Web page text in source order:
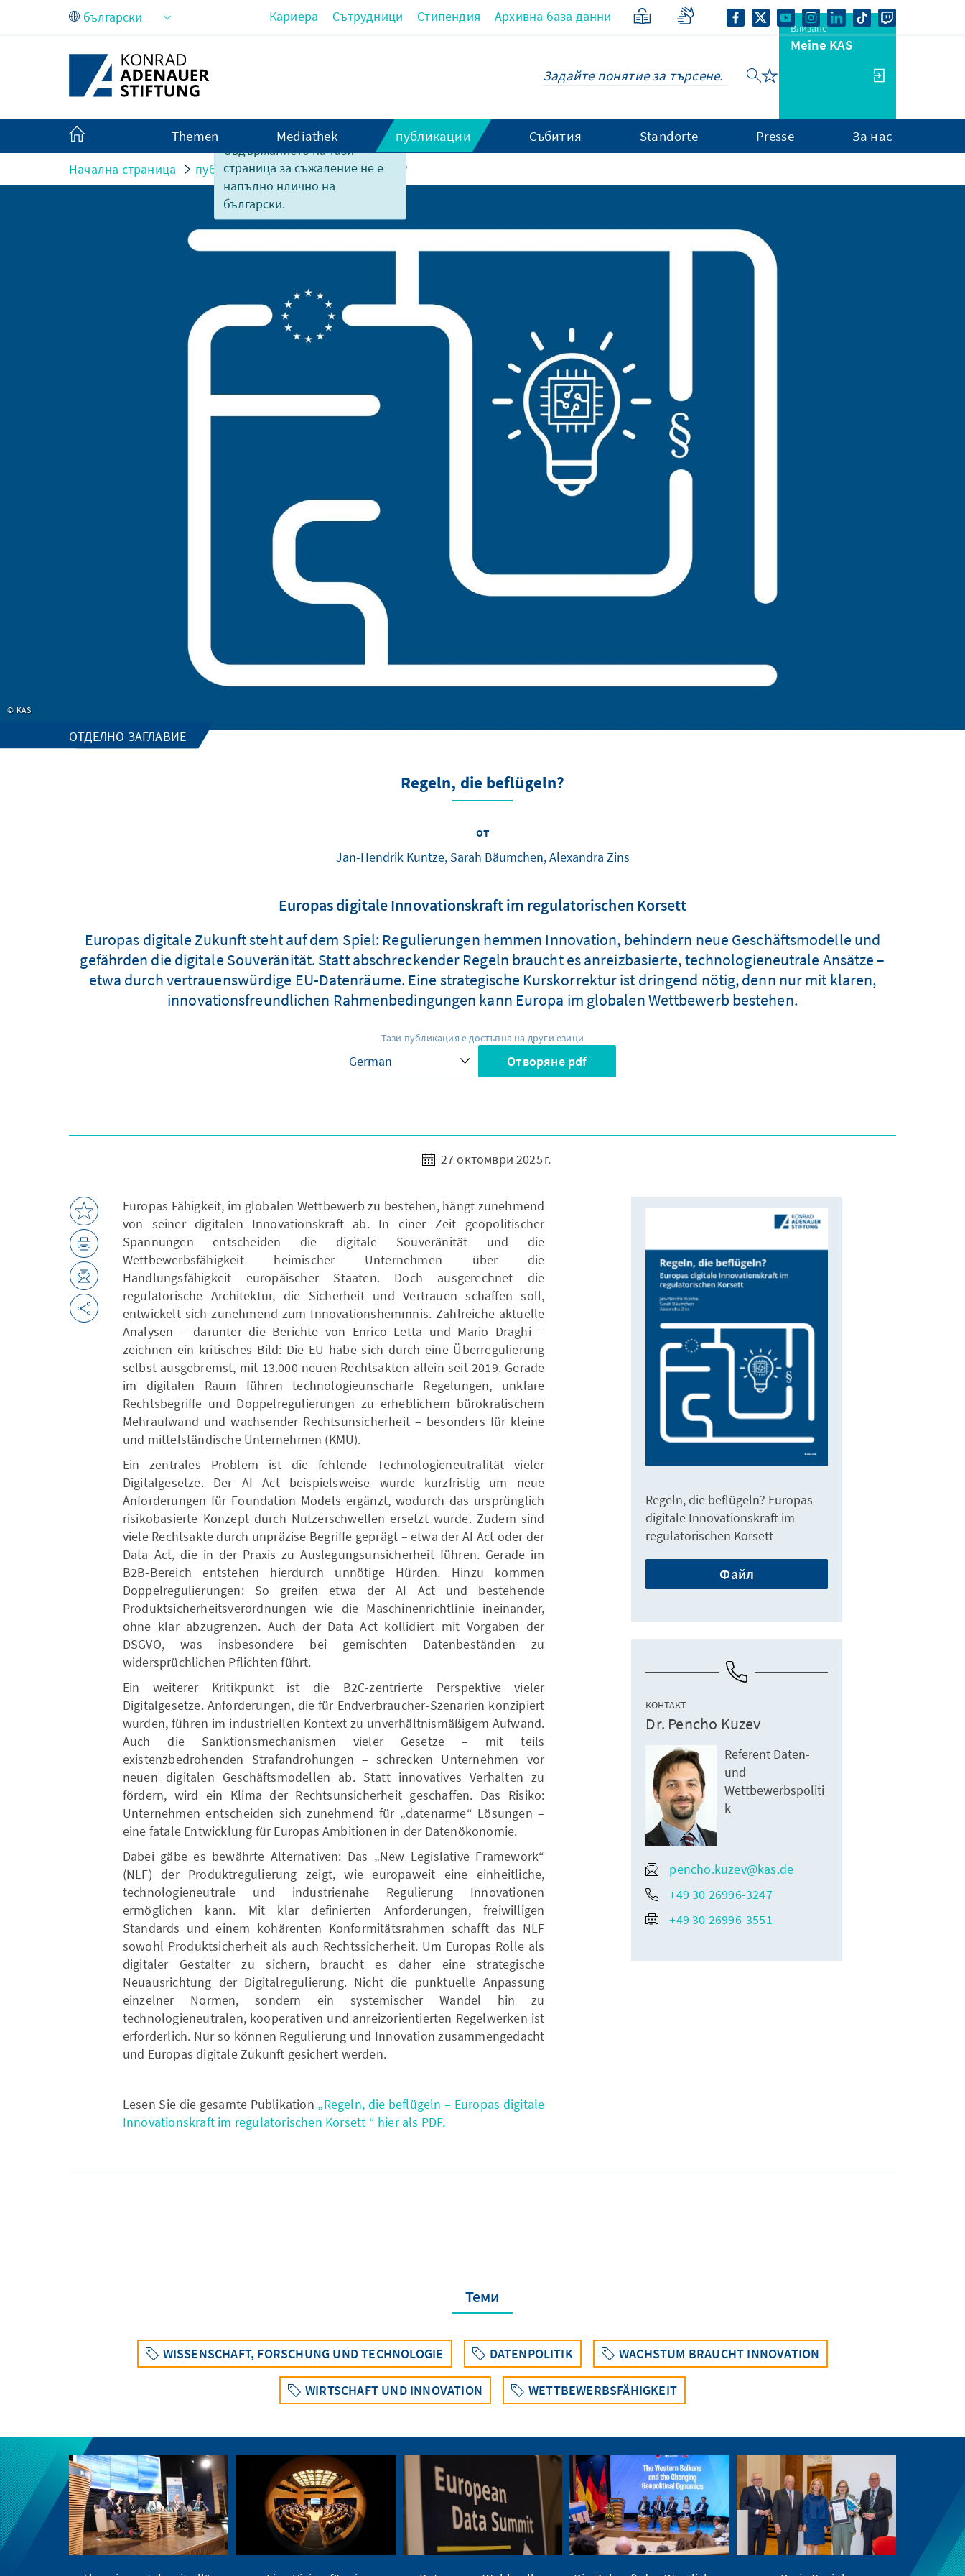
Skip to Main Content
Съдържанието на тази
страница за съжаление не е
напълно нлично на
български.
Кариера Сътрудници Стипендия Архивна база данни
Влизане
Meine KAS
Themen Mediathek публикации Събития Standorte Presse За нас
Начална страница публикации Regeln, die beflügeln?
KAS
ОТДЕЛНО ЗАГЛАВИЕ
Regeln, die beflügeln?
от
Jan-Hendrik Kuntze, Sarah Bäumchen, Alexandra Zins
Europas digitale Innovationskraft im regulatorischen Korsett
Europas digitale Zukunft steht auf dem Spiel: Regulierungen hemmen Innovation, behindern neue Geschäftsmodelle und
gefährden die digitale Souveränität. Statt abschreckender Regeln braucht es anreizbasierte, technologieneutrale Ansätze –
etwa durch vertrauenswürdige EU-Datenräume. Eine strategische Kurskorrektur ist dringend nötig, denn nur mit klaren,
innovationsfreundlichen Rahmenbedingungen kann Europa im globalen Wettbewerb bestehen.
Тази публикация е достъпна на други езици
Отворяне pdf
27 октомври 2025 г.
Europas Fähigkeit, im globalen Wettbewerb zu bestehen, hängt zunehmend
von seiner digitalen Innovationskraft ab. In einer Zeit geopolitischer
Spannungen entscheiden die digitale Souveränität und die
Wettbewerbsfähigkeit heimischer Unternehmen über die
Handlungsfähigkeit europäischer Staaten. Doch ausgerechnet die
regulatorische Architektur, die Sicherheit und Vertrauen schaffen soll,
entwickelt sich zunehmend zum Innovationshemmnis. Zahlreiche aktuelle
Analysen – darunter die Berichte von Enrico Letta und Mario Draghi –
zeichnen ein kritisches Bild: Die EU habe sich durch eine Überregulierung
selbst ausgebremst, mit 13.000 neuen Rechtsakten allein seit 2019. Gerade
im digitalen Raum führen technologieunscharfe Regelungen, unklare
Rechtsbegriffe und Doppelregulierungen zu erheblichem bürokratischem
Mehraufwand und wachsender Rechtsunsicherheit – besonders für kleine
und mittelständische Unternehmen (KMU).
Ein zentrales Problem ist die fehlende Technologieneutralität vieler
Digitalgesetze. Der AI Act beispielsweise wurde kurzfristig um neue
Anforderungen für Foundation Models ergänzt, wodurch das ursprünglich
risikobasierte Konzept durch Nutzerschwellen ersetzt wurde. Zudem sind
viele Rechtsakte durch unpräzise Begriffe geprägt – etwa der AI Act oder der
Data Act, die in der Praxis zu Auslegungsunsicherheit führen. Gerade im
B2B-Bereich entstehen hierdurch unnötige Hürden. Hinzu kommen
Doppelregulierungen: So greifen etwa der AI Act und bestehende
Produktsicherheitsverordnungen wie die Maschinenrichtlinie ineinander,
ohne klar abzugrenzen. Auch der Data Act kollidiert mit Vorgaben der
DSGVO, was insbesondere bei gemischten Datenbeständen zu
widersprüchlichen Pflichten führt.
Ein weiterer Kritikpunkt ist die B2C-zentrierte Perspektive vieler
Digitalgesetze. Anforderungen, die für Endverbraucher-Szenarien konzipiert
wurden, führen im industriellen Kontext zu unverhältnismäßigem Aufwand.
Auch die Sanktionsmechanismen vieler Gesetze – mit teils
existenzbedrohenden Strafandrohungen – schrecken Unternehmen vor
neuen digitalen Geschäftsmodellen ab. Statt innovatives Verhalten zu
fördern, wird ein Klima der Rechtsunsicherheit geschaffen. Das Risiko:
Unternehmen entscheiden sich zunehmend für „datenarme“ Lösungen –
eine fatale Entwicklung für Europas Ambitionen in der Datenökonomie.
Dabei gäbe es bewährte Alternativen: Das „New Legislative Framework“
(NLF) der Produktregulierung zeigt, wie europaweit eine einheitliche,
technologieneutrale und industrienahe Regulierung Innovationen
ermöglichen kann. Mit klar definierten Anforderungen, freiwilligen
Standards und einem kohärenten Konformitätsrahmen schafft das NLF
sowohl Produktsicherheit als auch Rechtssicherheit. Um Europas Rolle als
digitaler Gestalter zu sichern, braucht es daher eine strategische
Neuausrichtung der Digitalregulierung. Nicht die punktuelle Anpassung
einzelner Normen, sondern ein systemischer Wandel hin zu
technologieneutralen, kooperativen und anreizorientierten Regelwerken ist
erforderlich. Nur so können Regulierung und Innovation zusammengedacht
und Europas digitale Zukunft gesichert werden.
Lesen Sie die gesamte Publikation „Regeln, die beflügeln – Europas digitale
Innovationskraft im regulatorischen Korsett “ hier als PDF.
Regeln, die beflügeln? Europas
digitale Innovationskraft im
regulatorischen Korsett
Файл
КОНТАКТ
Dr. Pencho Kuzev
Referent Daten-
und
Wettbewerbspoliti
k
pencho.kuzev@kas.de
+49 30 26996-3247
+49 30 26996-3551
Теми
WISSENSCHAFT, FORSCHUNG UND TECHNOLOGIE DATENPOLITIK WACHSTUM BRAUCHT INNOVATION
WIRTSCHAFT UND INNOVATION WETTBEWERBSFÄHIGKEIT